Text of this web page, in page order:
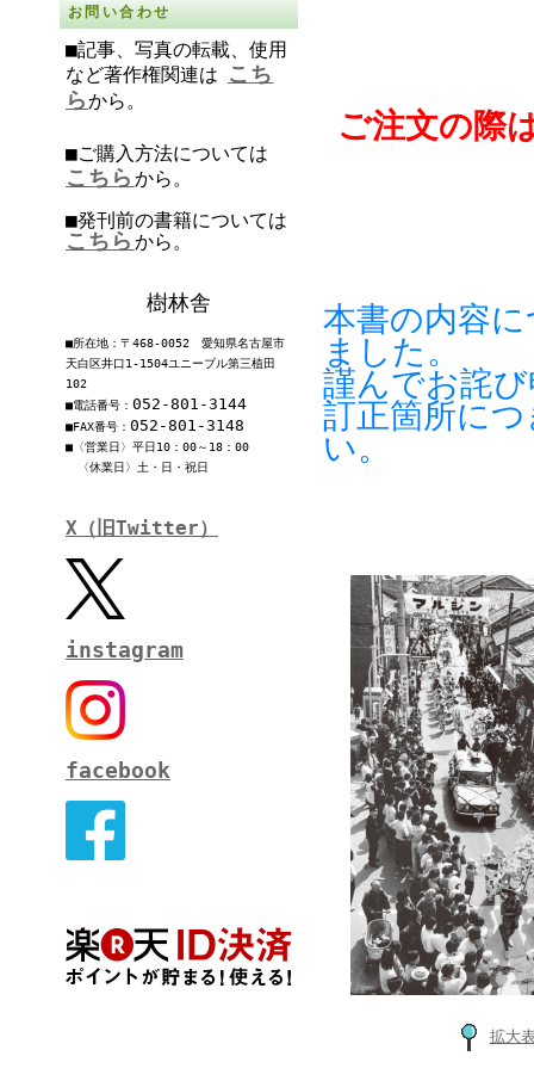
お問い合わせ
■記事、写真の転載、使用
など著作権関連は こち
らから。
■ご購入方法については
こちら から。
■発刊前の書籍については
こちら から。
樹林舎
■所在地：〒468-0052 愛知県名古屋市
天白区井口1-1504ユニーブル第三植田
102
■電話番号： 052-801-3144
■FAX番号： 052-801-3148
■〈営業日〉平日10：00～18：00
〈休業日〉土・日・祝日
X（旧Twitter）
instagram
facebook
ご注文の際
本書の内容
ました。
謹んでお詫
訂正箇所に
い。
拡大